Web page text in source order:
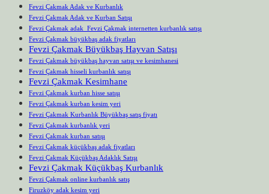
Fevzi Çakmak Adak ve Kurbanlık
Fevzi Çakmak Adak ve Kurban Satışı
Fevzi Çakmak adak Fevzi Çakmak internetten kurbanlık satışı
Fevzi Çakmak büyükbaş adak fiyatları
Fevzi Çakmak Büyükbaş Hayvan Satışı
Fevzi Çakmak büyükbaş hayvan satışı ve kesimhanesi
Fevzi Çakmak hisseli kurbanlık satışı
Fevzi Çakmak Kesimhane
Fevzi Çakmak kurban hisse satışı
Fevzi Çakmak kurban kesim yeri
Fevzi Çakmak Kurbanlık Büyükbaş satış fiyatı
Fevzi Çakmak kurbanlık yeri
Fevzi Çakmak kurban satışı
Fevzi Çakmak küçükbaş adak fiyatları
Fevzi Çakmak Küçükbaş Adaklık Satışı
Fevzi Çakmak Küçükbaş Kurbanlık
Fevzi Çakmak online kurbanlık satış
Firuzköy adak kesim yeri